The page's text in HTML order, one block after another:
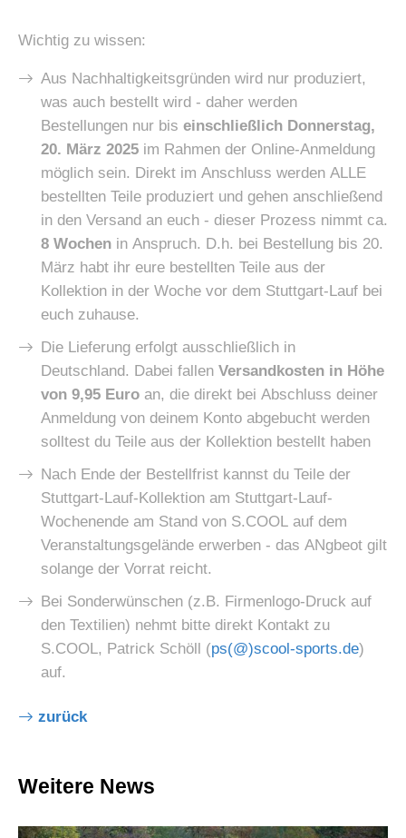
Wichtig zu wissen:
Aus Nachhaltigkeitsgründen wird nur produziert,
was auch bestellt wird - daher werden
Bestellungen nur bis einschließlich Donnerstag,
20. März 2025 im Rahmen der Online-Anmeldung
möglich sein. Direkt im Anschluss werden ALLE
bestellten Teile produziert und gehen anschließend
in den Versand an euch - dieser Prozess nimmt ca.
8 Wochen in Anspruch. D.h. bei Bestellung bis 20.
März habt ihr eure bestellten Teile aus der
Kollektion in der Woche vor dem Stuttgart-Lauf bei
euch zuhause.
Die Lieferung erfolgt ausschließlich in
Deutschland. Dabei fallen Versandkosten in Höhe
von 9,95 Euro an, die direkt bei Abschluss deiner
Anmeldung von deinem Konto abgebucht werden
solltest du Teile aus der Kollektion bestellt haben
Nach Ende der Bestellfrist kannst du Teile der
Stuttgart-Lauf-Kollektion am Stuttgart-Lauf-
Wochenende am Stand von S.COOL auf dem
Veranstaltungsgelände erwerben - das ANgbeot gilt
solange der Vorrat reicht.
Bei Sonderwünschen (z.B. Firmenlogo-Druck auf
den Textilien) nehmt bitte direkt Kontakt zu
S.COOL, Patrick Schöll (ps(@)scool-sports.de)
auf.
zurück
Weitere News